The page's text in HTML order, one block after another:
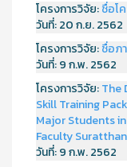
โครงการวิจัย:ชื่อโ
วันที่:20 ก.ย. 2562
โครงการวิจัย:ชื่อภ
วันที่:9 ก.พ. 2562
โครงการวิจัย:The
Skill Training
Major Students
Faculty
วันที่:9 ก.พ. 2562